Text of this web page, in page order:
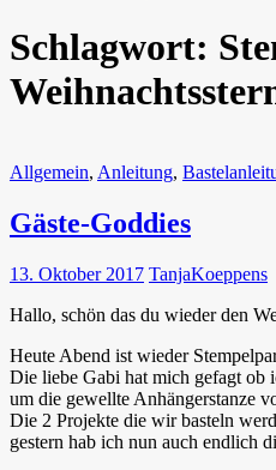
Schlagwort:
Allgemein, Anleitung,
Gäste-Goddies
13. Oktober 2017 TanjaKoeppens
Hallo, schön das du wieder den
Heute Abend ist wieder
Die liebe Gabi hat mich gefagt ob
um die gewellte Anhängerstanze
Die 2 Projekte die wir basteln
gestern hab ich nun auch endlich